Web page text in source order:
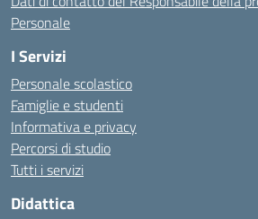
Personale
I Servizi
Personale scolastico
Famiglie e studenti
Informativa e privacy
Percorsi di studio
Tutti i servizi
Didattica